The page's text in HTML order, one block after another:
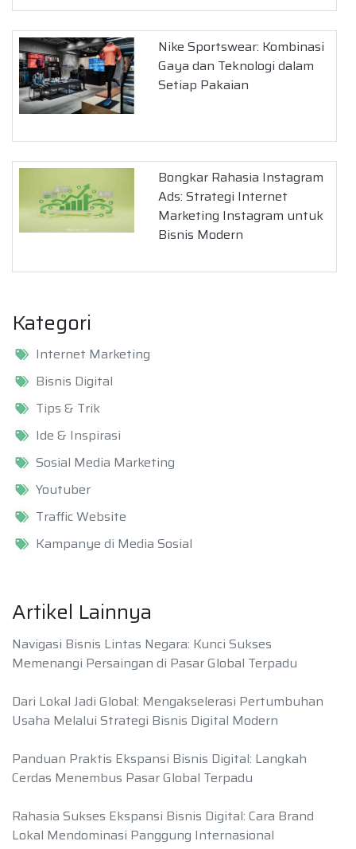
Nike Sportswear: Kombinasi
Gaya dan Teknologi dalam
Setiap Pakaian
Bongkar Rahasia Instagram
Ads: Strategi Internet
Marketing Instagram untuk
Bisnis Modern
Kategori
Internet Marketing
Bisnis Digital
Tips & Trik
Ide & Inspirasi
Sosial Media Marketing
Youtuber
Traffic Website
Kampanye di Media Sosial
Artikel Lainnya
Navigasi Bisnis Lintas Negara: Kunci Sukses
Memenangi Persaingan di Pasar Global Terpadu
Dari Lokal Jadi Global: Mengakselerasi Pertumbuhan
Usaha Melalui Strategi Bisnis Digital Modern
Panduan Praktis Ekspansi Bisnis Digital: Langkah
Cerdas Menembus Pasar Global Terpadu
Rahasia Sukses Ekspansi Bisnis Digital: Cara Brand
Lokal Mendominasi Panggung Internasional